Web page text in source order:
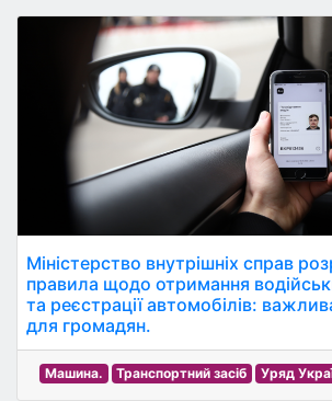
Міністерство внутрішніх справ
правила щодо отримання
та реєстрації автомобілів:
для громадян.
Машина. Транспортний засіб Уряд